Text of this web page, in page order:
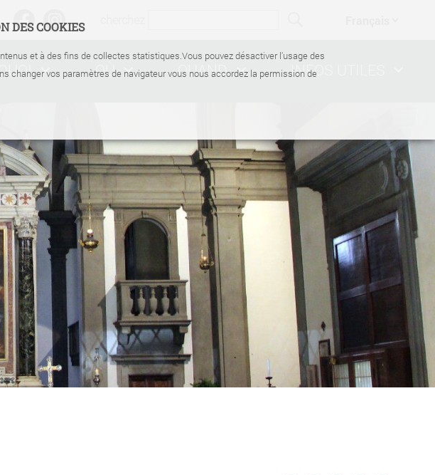
DES COOKIES
et à des fins de collectes statistiques.Vous pouvez désactiver l'usage des
changer vos paramètres de navigateur vous nous accordez la permission de
OÙ QUAND INFOS UTILES